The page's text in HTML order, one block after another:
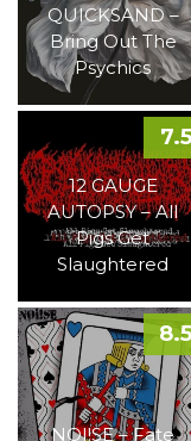
QUICKSAND –
Bring Out The
Psychics
12 GAUGE
AUTOPSY – All
Pigs Get
Slaughtered
7.5
NOI!SE – Fate
8.5